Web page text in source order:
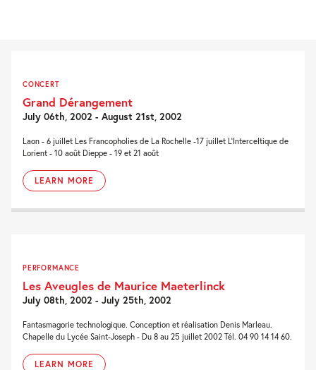
CONCERT
Grand Dérangement
July 06th, 2002 - August 21st, 2002
Laon - 6 juillet Les Francopholies de La Rochelle -17 juillet L'Interceltique de
Lorient - 10 août Dieppe - 19 et 21 août
LEARN MORE
PERFORMANCE
Les Aveugles de Maurice Maeterlinck
July 08th, 2002 - July 25th, 2002
Fantasmagorie technologique. Conception et réalisation Denis Marleau.
Chapelle du Lycée Saint-Joseph - Du 8 au 25 juillet 2002 Tél. 04 90 14 14 60.
LEARN MORE